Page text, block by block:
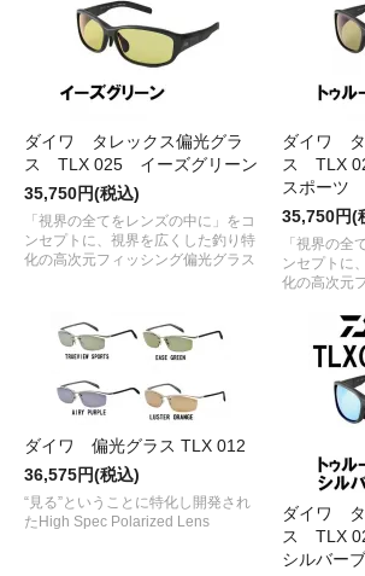
ダイワ タレックス偏光グラ
ス TLX 025 イーズグリーン
35,750円(税込)
「視界の全てをレンズの中に」をコ
ンセプトに、視界を広くした釣り特
化の高次元フィッシング偏光グラス
ダイワ タ
ス TLX
スポーツ
35,750円(
「視界の全
ンセプトに
化の高次元
ダイワ 偏光グラス TLX 012
36,575円(税込)
“見る”ということに特化し開発され
たHigh Spec Polarized Lens
ダイワ タ
ス TLX
シルバー